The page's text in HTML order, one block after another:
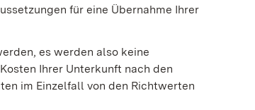
für eine Übernahme Ihrer
es werden also keine
Ihrer Unterkunft nach den
im Einzelfall von den Richtwerten